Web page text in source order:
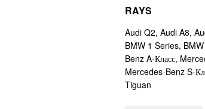
RAYS
Audi Q2, Audi A8,
BMW 1 Series,
Benz A-Класс,
Mercedes-Benz S-
Tiguan